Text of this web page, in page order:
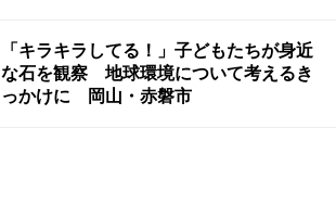
「キラキラしてる！」子どもたちが身近
な石を観察 地球環境について考えるき
っかけに 岡山・赤磐市